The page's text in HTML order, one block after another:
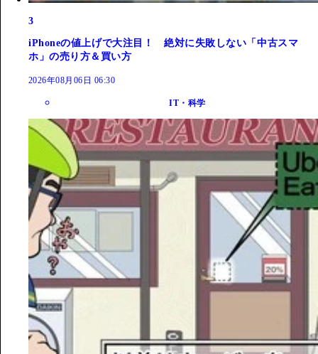
3
iPhoneの値上げで大注目！ 絶対に失敗しない「中古スマ
ホ」の売り方＆買い方
2026年08月06日 06:30
IT・科学